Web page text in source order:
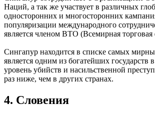
Наций, а так же участвует в различных
односторонних и многосторонних
популяризации международного
является членом ВТО (Всемирная торговая
Сингапур находится в списке самых
является одним из богатейших государств
уровень убийств и насильственной
раз ниже, чем в других странах.
4. Словения